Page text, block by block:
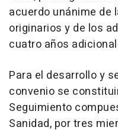
acuerdo unánime
originarios y de los
cuatro años
Para el desarrollo y
convenio se
Seguimiento
Sanidad, por tres